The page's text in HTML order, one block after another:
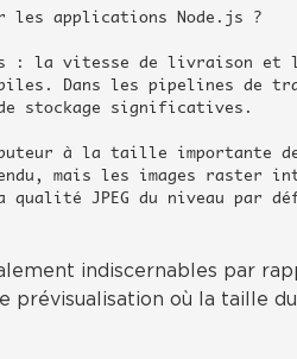
applications Node.js ?
: la vitesse de livraison et
Dans les pipelines de
stockage significatives.
à la taille importante
mais les images
JPEG du niveau par
indiscernables par
prévisualisation où la taille